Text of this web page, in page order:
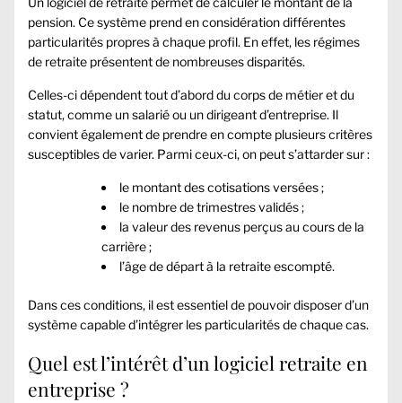
pension. Ce système prend en considération différentes
particularités propres à chaque profil. En effet, les régimes
de retraite présentent de nombreuses disparités.
Celles-ci dépendent tout d’abord du corps de métier et du
statut, comme un salarié ou un dirigeant d’entreprise. Il
convient également de prendre en compte plusieurs critères
susceptibles de varier. Parmi ceux-ci, on peut s’attarder sur :
le montant des cotisations versées ;
le nombre de trimestres validés ;
la valeur des revenus perçus au cours de la
carrière ;
l’âge de départ à la retraite escompté.
Dans ces conditions, il est essentiel de pouvoir disposer d’un
système capable d’intégrer les particularités de chaque cas.
Quel est l’intérêt d’un logiciel retraite en
entreprise ?